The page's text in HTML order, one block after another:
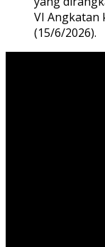
VI Angkatan
(15/6/2026).